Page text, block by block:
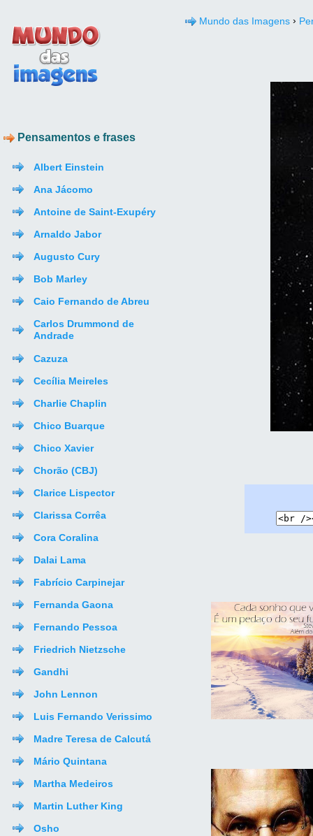
Pensamentos e frases
Albert Einstein
Ana Jácomo
Antoine de Saint-Exupéry
Arnaldo Jabor
Augusto Cury
Bob Marley
Caio Fernando de Abreu
Carlos Drummond de
Andrade
Cazuza
Cecília Meireles
Charlie Chaplin
Chico Buarque
Chico Xavier
Chorão (CBJ)
Clarice Lispector
Clarissa Corrêa
Cora Coralina
Dalai Lama
Fabrício Carpinejar
Fernanda Gaona
Fernando Pessoa
Friedrich Nietzsche
Gandhi
John Lennon
Luis Fernando Verissimo
Madre Teresa de Calcutá
Mário Quintana
Martha Medeiros
Martin Luther King
Osho
Mundo das Imagens ›